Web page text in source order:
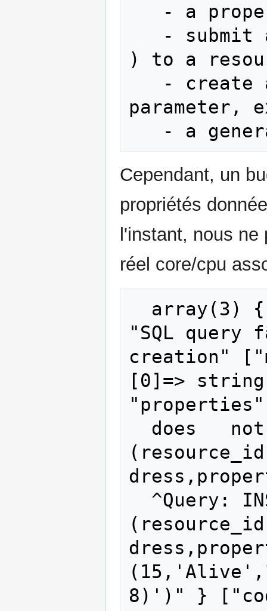
) to a
parameter,
Cependant, un
propriétés
l'instant, nous
réel core/cpu
"SQL
creation"
[0]=>